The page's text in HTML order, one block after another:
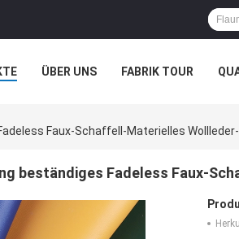
ÜBER UNS FABRIK TOUR
Faux-Schaffell-Materielles
beständiges Fadeless Faux-